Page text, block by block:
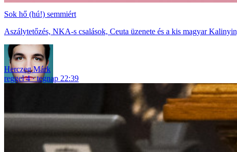
Sok hő (hú!) semmiért
Aszálytetőzés, NKA-s csalások, Ceuta üzenete és a kis magyar
Herczeg Márk
reggel 4
tegnap 22:39